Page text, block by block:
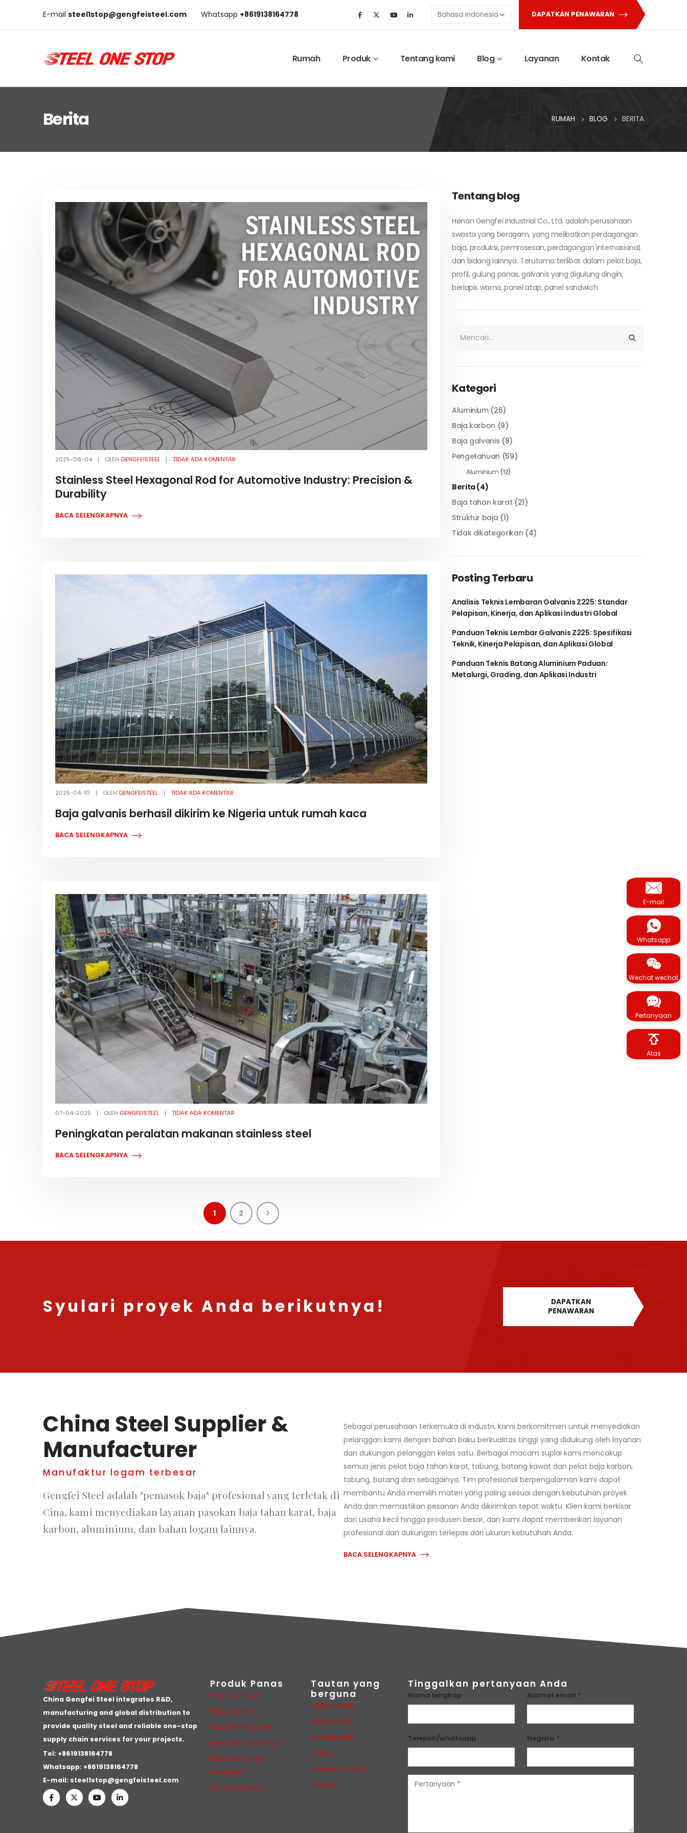
E-mail steel1stop@gengfeisteel.com Whatsapp +8619138164778 DAPATKAN PENAWARAN
Rumah Produk Tentang kami Blog Layanan Kontak
Berita RUMAH BLOG BERITA
2025-08-04 OLEH GENGFEISTEEL TIDAK ADA KOMENTAR
Stainless Steel Hexagonal Rod for Automotive Industry: Precision &
Durability
BACA SELENGKAPNYA
2025-04-10 OLEH GENGFEISTEEL TIDAK ADA KOMENTAR
Baja galvanis berhasil dikirim ke Nigeria untuk rumah kaca
BACA SELENGKAPNYA
07-04-2025 OLEH GENGFEISTEEL TIDAK ADA KOMENTAR
Peningkatan peralatan makanan stainless steel
BACA SELENGKAPNYA
1 2
Tentang blog
Henan Gengfei Industrial Co., Ltd. adalah perusahaan
swasta yang beragam, yang melibatkan perdagangan
baja, produksi, pemrosesan, perdagangan internasional,
dan bidang lainnya. Terutama terlibat dalam pelat baja,
profil, gulung panas, galvanis yang digulung dingin,
berlapis warna, panel atap, panel sandwich.
Kategori
Aluminium(26)
Baja karbon (9)
Baja galvanis (8)
Pengetahuan (59)
Aluminium (12)
Berita(4)
Baja tahan karat (21)
Struktur baja (1)
Tidak dikategorikan (4)
Posting Terbaru
Analisis Teknis Lembaran Galvanis Z225: Standar
Pelapisan, Kinerja, dan Aplikasi Industri Global
Panduan Teknis Lembar Galvanis Z225: Spesifikasi
Teknik, Kinerja Pelapisan, dan Aplikasi Global
Panduan Teknis Batang Aluminium Paduan:
Metalurgi, Grading, dan Aplikasi Industri
Syulari proyek Anda berikutnya!
DAPATKAN
PENAWARAN
China Steel Supplier &
Manufacturer
Manufaktur logam terbesar
Gengfei Steel adalah "pemasok baja" profesional yang terletak di
Cina, kami menyediakan layanan pasokan baja tahan karat, baja
karbon, aluminium, dan bahan logam lainnya.
Sebagai perusahaan terkemuka di industri, kami berkomitmen untuk menyediakan
pelanggan kami dengan bahan baku berkualitas tinggi yang didukung oleh layanan
dan dukungan pelanggan kelas satu. Berbagai macam suplai kami mencakup
semua jenis pelat baja tahan karat, tabung, batang kawat dan pelat baja karbon,
tabung, batang dan sebagainya. Tim profesional berpengalaman kami dapat
membantu Anda memilih materi yang paling sesuai dengan kebutuhan proyek
Anda dan memastikan pesanan Anda dikirimkan tepat waktu. Klien kami berkisar
dari usaha kecil hingga produsen besar, dan kami dapat memberikan layanan
profesional dan dukungan terlepas dari ukuran kebutuhan Anda.
BACA SELENGKAPNYA
E-mail
Whatsapp
Wechat wechat
Pertanyaan
Atas
China Gengfei Steel integrates R&D,
manufacturing and global distribution to
provide quality steel and reliable one-stop
supply chain services for your projects.
Tel: +8619138164778
Whatsapp: +8619138164778
E-mail: steel1stop@gengfeisteel.com
Produk Panas
Pelat aluminium
Pipa galvanis
Pipa Stainless Steel
Kumparan aluminium
Pipa Baja Karbon
Seamless
Baja tahan karat
Tautan yang
berguna
Hubungi kami
Layanan kami
Tentang kami
Produk
Kebijakan Privasi
Sitemap
Tinggalkan pertanyaan Anda
Nama lengkap Alamat email *
Telepon/whatsapp Negara *